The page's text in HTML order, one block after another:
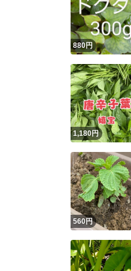
880円
1,180円
560円